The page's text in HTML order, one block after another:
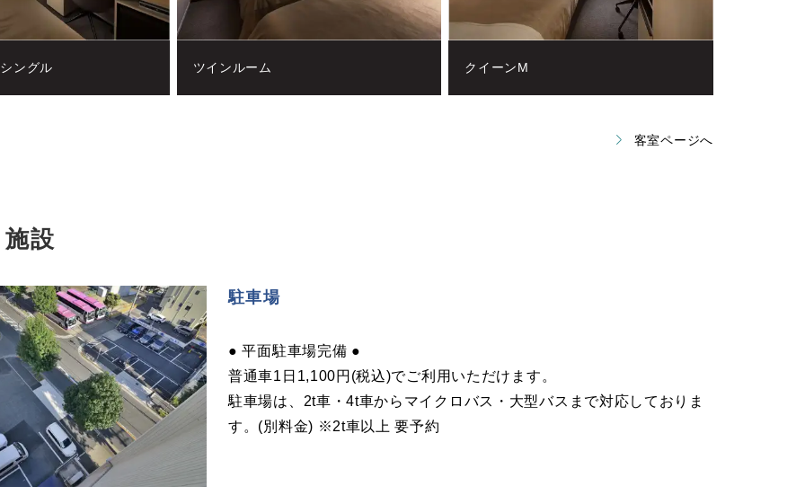
ングル ツインルーム クイーンM
客室ページへ
設
駐車場
● 平面駐車場完備 ●
普通車1日1,100円(税込)でご利用いただけます。
駐車場は、2t車・4t車からマイクロバス・大型バスまで対応しておりま
す。(別料金) ※2t車以上 要予約